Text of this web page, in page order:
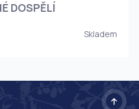
DOSPĚLÍ
Skladem